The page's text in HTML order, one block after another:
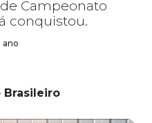
Campeonato
conquistou.
ano
Brasileiro